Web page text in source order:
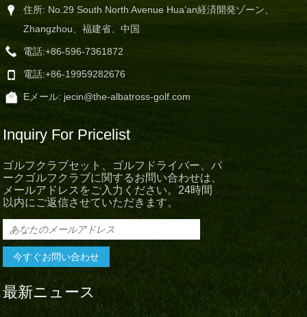
住所: No.29 South North Avenue Hua’an経済開発ゾーン、
Zhangzhou、福建省、中国
電話:+86-596-7361872
電話:+86-19959282676
Eメール: jecin@the-albatross-golf.com
Inquiry For Pricelist
ゴルフクラブセット、ゴルフドライバー、パ
ークゴルフクラブに関するお問い合わせは、
メールアドレスをご入力ください。24時間
以内にご返信させていただきます。
最新ニュース